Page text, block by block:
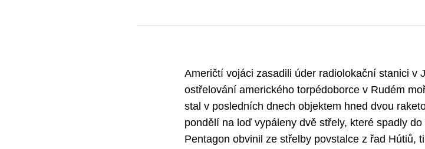
Američtí vojáci zasadili úder radiolokační stanici v
ostřelování amerického torpédoborce v Rudém
stal v posledních dnech objektem hned dvou
pondělí na loď vypáleny dvě střely, které spadly
Pentagon obvinil ze střelby povstalce z řad Hútiů,